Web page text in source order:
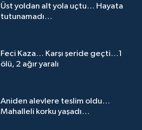
Üst yoldan alt yola uçtu… Hayata
tutunamadı…
Feci Kaza… Karşı şeride geçti…1
ölü, 2 ağır yaralı
Aniden alevlere teslim oldu…
Mahalleli korku yaşadı…